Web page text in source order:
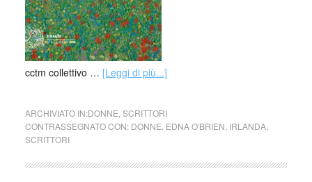
cctm collettivo … [Leggi di più...]
ARCHIVIATO IN:DONNE SCRITTORI
CONTRASSEGNATO CON: DONNE EDNA O'BRIEN IRLANDA,
SCRITTORI